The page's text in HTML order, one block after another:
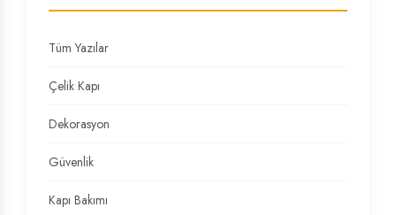
Tüm Yazılar
Çelik Kapı
Dekorasyon
Güvenlik
Kapı Bakımı